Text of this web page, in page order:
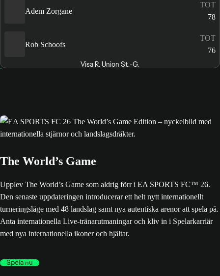
Adem Zorgane
TOT
78
Rob Schoofs
TOT
76
Visa R. Union St.-G.
The World’s Game
Upplev The World’s Game som aldrig förr i EA SPORTS FC™ 26.
Den senaste uppdateringen introducerar ett helt nytt internationellt
turneringsläge med 48 landslag samt nya autentiska arenor att spela på.
Anta internationella Live-tränarutmaningar och kliv in i Spelarkarriär
med nya internationella ikoner och hjältar.
Spela nu